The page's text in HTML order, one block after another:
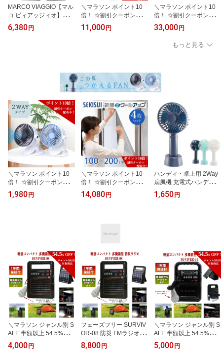
MARCO VIAGGIO【マル
コ ビィアッジィオ】本レ
ザー 牛革 2Wayボディフ
ィット コンパクトショル
6,380円
＼マラソン ポイント10
倍！ ☆割引クーポン配布
中！／ マルコ ビィアッ
ジィオ ビジネスバッグ
タリア リュック 多機能
ショルダー ビジネス カ
ジュアル 超軽量 ソフト
11,000円
＼マラソン ポイント10
倍！ ☆割引クーポン配布
中！／ MARCO VIAGGIO
【マルコ ビィアィジィ
オ】本牛革クラッチ・マ
ルチポーチ レザー 牛革
ラック 本レザー クラッ
チバッグ プレゼント ギ
フト 送料無料
33,000円
もっと見る
＼マラソン ポイント10
倍！ ☆割引クーポン配布
中！／ 扇風機 クリップ
扇風機 ネイビー ブルーU
節約 テレワク オフィス
1,980円
＼マラソン ポイント10
倍！ ☆割引クーポン配布
中！／ 即納 SEKISUI セ
キスイ 遮熱クールアップ
線カット 遮光シート 冷
14,080円
ハンディ・卓上用 2Way
扇風機 充電式ハンディー
ファン COOL FIELD ネ
イビー クール ファン 充
1,650円
＼マラソン ジャンル別 S
ALE 半額以上 54.5%OF
F！／ フェーズフリー S
URVIVOR-08 防災 FMラ
4,000円
フェーズフリー SURVIV
OR-08 防災 FMラジオ 防
災ラジオ 太陽光充電 ソ
ーラーパネル LEDライト
8,800円
＼マラソン ジャンル別 S
ALE 半額以上 54.5%OF
F！／ フェーズフリー 突
然の災害時からアウトド
5,000円